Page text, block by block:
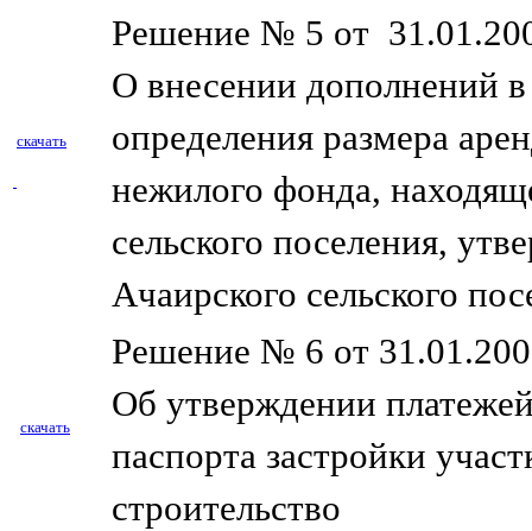
скачать
Решение № 5 от
О внесении дополнений
определения размера
нежилого фонда,
сельского поселения,
Ачаирского сельского
скачать
Решение № 6 от
Об утверждении
паспорта застройки
строительство